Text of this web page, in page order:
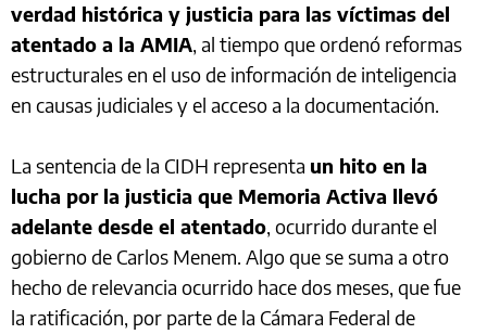
verdad histórica y justicia para las víctimas del
atentado a la AMIA, al tiempo que ordenó reformas
estructurales en el uso de información de inteligencia
en causas judiciales y el acceso a la documentación.
La sentencia de la CIDH representa un hito en la
lucha por la justicia que Memoria Activa llevó
adelante desde el atentado, ocurrido durante el
gobierno de Carlos Menem. Algo que se suma a otro
hecho de relevancia ocurrido hace dos meses, que fue
la ratificación, por parte de la Cámara Federal de